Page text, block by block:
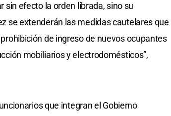
sin efecto la orden librada, sino su
se extenderán las medidas cautelares que
de ingreso de nuevos ocupantes
mobiliarios y electrodomésticos”,
que integran el Gobierno